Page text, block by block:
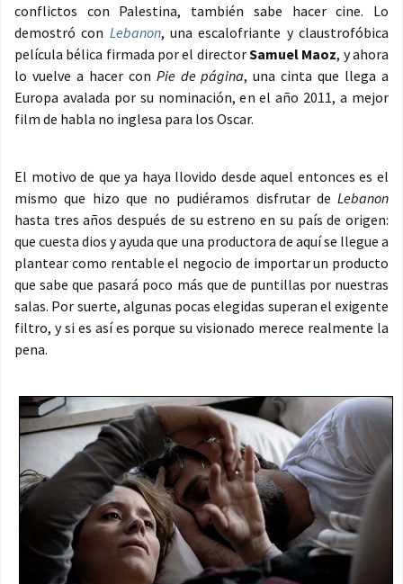
conflictos con Palestina, también sabe hacer cine. Lo
demostró con Lebanon, una escalofriante y claustrofóbica
película bélica firmada por el directorSamuel Maoz, y ahora
lo vuelve a hacer con Pie de página, una cinta que llega a
Europa avalada por su nominación, en el año 2011, a mejor
film de habla no inglesa para los Oscar.
El motivo de que ya haya llovido desde aquel entonces es el
mismo que hizo que no pudiéramos disfrutar de Lebanon
hasta tres años después de su estreno en su país de origen:
que cuesta dios y ayuda que una productora de aquí se llegue a
plantear como rentable el negocio de importar un producto
que sabe que pasará poco más que de puntillas por nuestras
salas. Por suerte, algunas pocas elegidas superan el exigente
filtro, y si es así es porque su visionado merece realmente la
pena.